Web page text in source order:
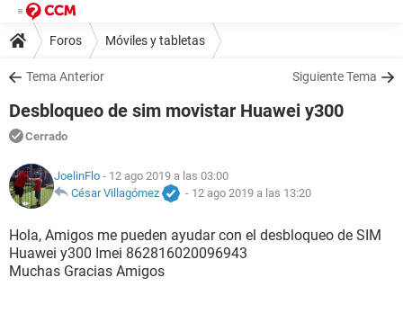
Foros Móviles y tabletas
Tema Anterior Siguiente Tema
Desbloqueo de sim movistar Huawei y300
Cerrado
JoelinFlo - 12 ago 2019 a las 03:00
César Villagómez
- 12 ago 2019 a las 13:20
Hola, Amigos me pueden ayudar con el desbloqueo de SIM
Huawei y300 Imei 862816020096943
Muchas Gracias Amigos